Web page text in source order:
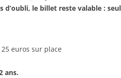
le billet reste valable :
euros sur place
ans.